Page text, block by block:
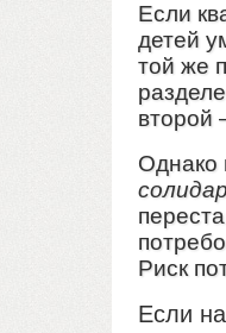
Если
детей
той же
второй
Однако
Риск
Если